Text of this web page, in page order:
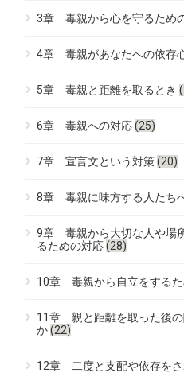
3章 毒親から心を守るため
4章 毒親があなたへの依存
5章 毒親と距離を取るとき
6章 毒親への対応(25)
7章 宣言文という対策(20)
8章 毒親に味方する人たち
9章 毒親から大切な人や場
るための対応(28)
10章 毒親から自立をする
11章 親と距離を取った後の
か(22)
12章 二度と支配や依存を